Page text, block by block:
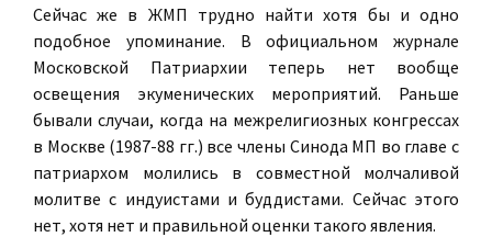
Сейчас же в ЖМП трудно найти хотя бы и одно
подобное упоминание. В официальном журнале
Московской Патриархии теперь нет вообще
освещения экуменических мepoпpиятий. Раньше
бывали случаи, когда на межрелигиозных конгрессах
в Москве (1987-88 гг.) все члены Синода МП во главе с
патриархом молились в совместной молчаливой
молитве с индуистами и буддистами. Сейчас этого
нет, хотя нет и правильной оценки такого явления.